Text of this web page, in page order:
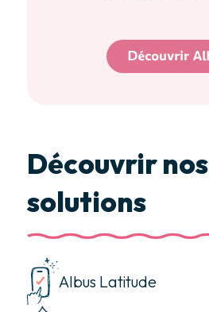
Découvrir nos
solutions
Albus Latitude